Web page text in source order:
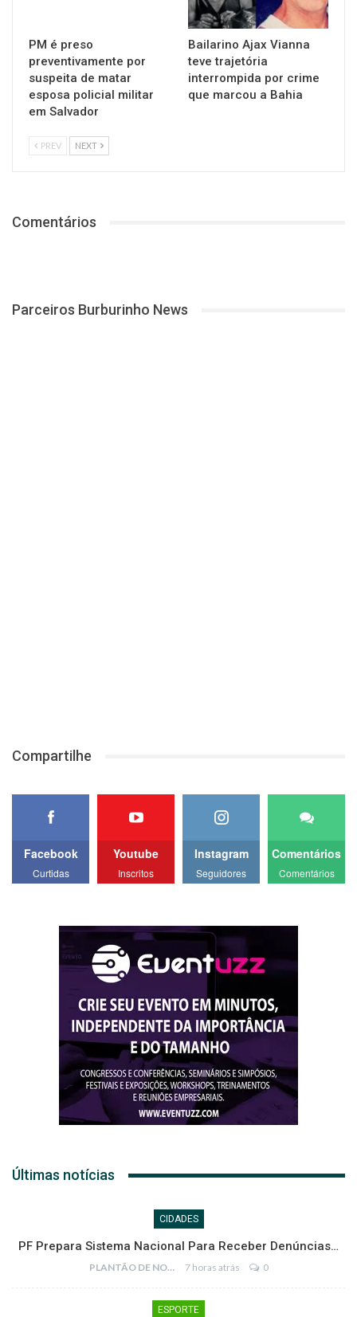
PM é preso
preventivamente por
suspeita de matar
esposa policial militar
em Salvador
Bailarino Ajax Vianna
teve trajetória
interrompida por crime
que marcou a Bahia
PREV NEXT
Comentários
Parceiros Burburinho News
Compartilhe
Facebook
Curtidas
Youtube
Inscritos
Instagram
Seguidores
Comentários
Comentários
Últimas notícias
CIDADES
PF Prepara Sistema Nacional Para Receber Denúncias…
PLANTÃO DE NOTÍCIAS 7 horas atrás 0
ESPORTE